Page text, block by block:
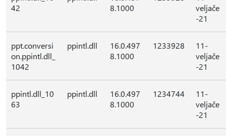
42
8.1000
veljače
-21
ppt.conversi
on.ppintl.dll_
1042
ppintl.dll
16.0.497
8.1000
1233928
11-
veljače
-21
ppintl.dll_10
63
ppintl.dll
16.0.497
8.1000
1234744
11-
veljače
-21